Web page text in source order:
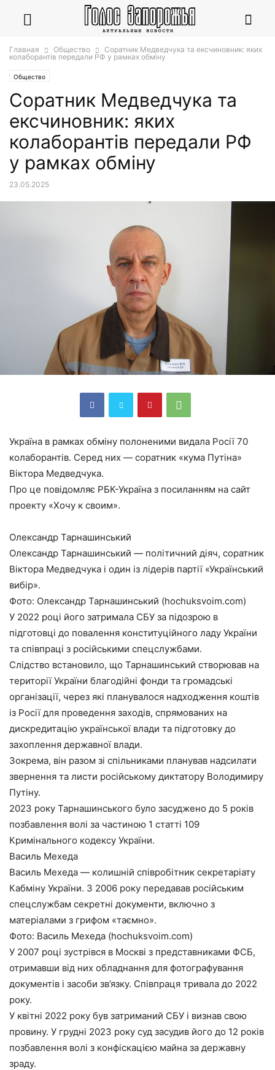
Главная Общество
Соратник Медведчука та ексчиновник: яких
колаборантів передали РФ у рамках обміну
Общество
Соратник Медведчука та
ексчиновник: яких
колаборантів передали РФ
у рамках обміну
23.05.2025
Україна в рамках обміну полоненими видала Росії 70
колаборантів. Серед них — соратник «кума Путіна»
Віктора Медведчука.
Про це повідомляє РБК-Україна з посиланням на сайт
проекту «Хочу к своим».
Олександр Тарнашинський
Олександр Тарнашинський — політичний діяч, соратник
Віктора Медведчука і один із лідерів партії «Український
вибір».
Фото: Олександр Тарнашинський (hochuksvoim.com)
У 2022 році його затримала СБУ за підозрою в
підготовці до повалення конституційного ладу України
та співпраці з російськими спецслужбами.
Слідство встановило, що Тарнашинський створював на
території України благодійні фонди та громадські
організації, через які планувалося надходження коштів
із Росії для проведення заходів, спрямованих на
дискредитацію української влади та підготовку до
захоплення державної влади.
Зокрема, він разом зі спільниками планував надсилати
звернення та листи російському диктатору Володимиру
Путіну.
2023 року Тарнашинського було засуджено до 5 років
позбавлення волі за частиною 1 статті 109
Кримінального кодексу України.
Василь Мехеда
Василь Мехеда — колишній співробітник секретаріату
Кабміну України. З 2006 року передавав російським
спецслужбам секретні документи, включно з
матеріалами з грифом «таємно».
Фото: Василь Мехеда (hochuksvoim.com)
У 2007 році зустрівся в Москві з представниками ФСБ,
отримавши від них обладнання для фотографування
документів і засоби зв’язку. Співпраця тривала до 2022
року.
У квітні 2022 року був затриманий СБУ і визнав свою
провину. У грудні 2023 року суд засудив його до 12 років
позбавлення волі з конфіскацією майна за державну
зраду.